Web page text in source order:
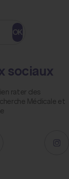
OK
sociaux
rater des
Médicale et